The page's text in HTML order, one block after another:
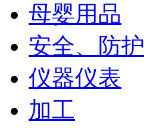
母婴用品
安全、防护
仪器仪表
加工